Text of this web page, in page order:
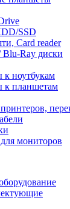
SSD
Card reader
Ray диски
к ноутбукам
к планшетам
мониторов